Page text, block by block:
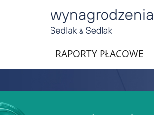
RAPORTY PŁACOWE